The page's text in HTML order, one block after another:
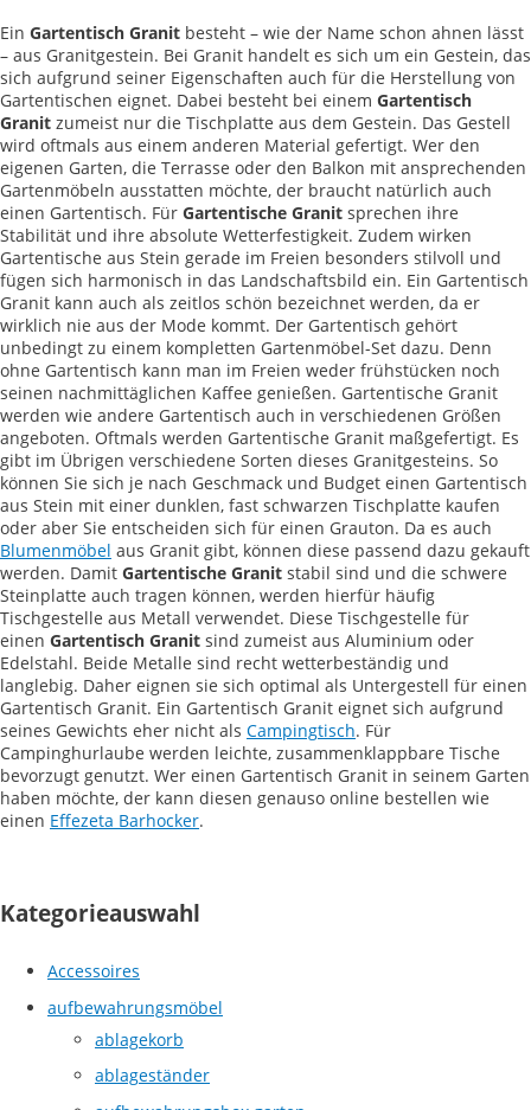
Kategorieauswahl
Accessoires
aufbewahrungsmöbel
ablagekorb
ablageständer
Ein Gartentisch Granit besteht – wie der Name schon ahnen lässt
– aus Granitgestein. Bei Granit handelt es sich um ein Gestein, das
sich aufgrund seiner Eigenschaften auch für die Herstellung von
Gartentischen eignet. Dabei besteht bei einem Gartentisch
Granit zumeist nur die Tischplatte aus dem Gestein. Das Gestell
wird oftmals aus einem anderen Material gefertigt. Wer den
eigenen Garten, die Terrasse oder den Balkon mit ansprechenden
Gartenmöbeln ausstatten möchte, der braucht natürlich auch
einen Gartentisch. Für Gartentische Granit sprechen ihre
Stabilität und ihre absolute Wetterfestigkeit. Zudem wirken
Gartentische aus Stein gerade im Freien besonders stilvoll und
fügen sich harmonisch in das Landschaftsbild ein. Ein Gartentisch
Granit kann auch als zeitlos schön bezeichnet werden, da er
wirklich nie aus der Mode kommt. Der Gartentisch gehört
unbedingt zu einem kompletten Gartenmöbel-Set dazu. Denn
ohne Gartentisch kann man im Freien weder frühstücken noch
seinen nachmittäglichen Kaffee genießen. Gartentische Granit
werden wie andere Gartentisch auch in verschiedenen Größen
angeboten. Oftmals werden Gartentische Granit maßgefertigt. Es
gibt im Übrigen verschiedene Sorten dieses Granitgesteins. So
können Sie sich je nach Geschmack und Budget einen Gartentisch
aus Stein mit einer dunklen, fast schwarzen Tischplatte kaufen
oder aber Sie entscheiden sich für einen Grauton. Da es auch
Blumenmöbel aus Granit gibt, können diese passend dazu gekauft
werden. Damit Gartentische Granit stabil sind und die schwere
Steinplatte auch tragen können, werden hierfür häufig
Tischgestelle aus Metall verwendet. Diese Tischgestelle für
einen Gartentisch Granit sind zumeist aus Aluminium oder
Edelstahl. Beide Metalle sind recht wetterbeständig und
langlebig. Daher eignen sie sich optimal als Untergestell für einen
Gartentisch Granit. Ein Gartentisch Granit eignet sich aufgrund
seines Gewichts eher nicht als Campingtisch. Für
Campinghurlaube werden leichte, zusammenklappbare Tische
bevorzugt genutzt. Wer einen Gartentisch Granit in seinem Garten
haben möchte, der kann diesen genauso online bestellen wie
einen Effezeta Barhocker.